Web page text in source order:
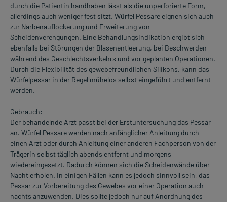
durch die Patientin handhaben lässt als die unperforierte Form,
allerdings auch weniger fest sitzt. Würfel Pessare eignen sich auch
zur Narbenauflockerung und Erweiterung von
Scheidenverengungen. Eine Behandlungsindikation ergibt sich
ebenfalls bei Störungen der Blasenentleerung, bei Beschwerden
während des Geschlechtsverkehrs und vor geplanten Operationen.
Durch die Flexibilität des gewebefreundlichen Silikons, kann das
Würfelpessar in der Regel mühelos selbst eingeführt und entfernt
werden.
Gebrauch:
Der behandelnde Arzt passt bei der Erstuntersuchung das Pessar
an. Würfel Pessare werden nach anfänglicher Anleitung durch
einen Arzt oder durch Anleitung einer anderen Fachperson von der
Trägerin selbst täglich abends entfernt und morgens
wiedereingesetzt. Dadurch können sich die Scheidenwände über
Nacht erholen. In einigen Fällen kann es jedoch sinnvoll sein, das
Pessar zur Vorbereitung des Gewebes vor einer Operation auch
nachts anzuwenden. Dies sollte jedoch nur auf Anordnung des